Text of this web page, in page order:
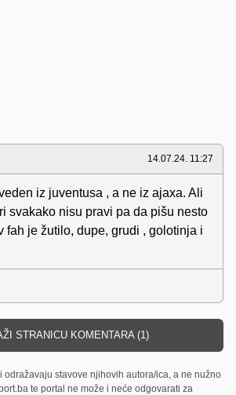
14.07.24. 11:27
iz juventusa , a ne iz ajaxa. Ali
svakako nisu pravi pa da pišu nesto
fah je žutilo, dupe, grudi , golotinja i
STRANICU KOMENTARA (1)
odražavaju stavove njihovih autora/ica, a ne nužno
te portal ne može i neće odgovarati za